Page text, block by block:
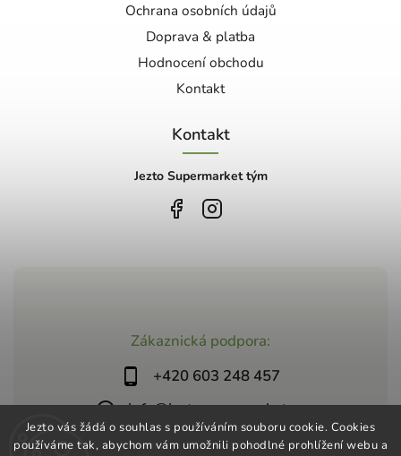
Jezto vás žádá o souhlas s používáním souboru cookie. Cookies
používáme tak, abychom vám umožnili pohodlné prohlížení webu a
Zákaznická podpora:
+420 603 248 457
info@jeztosupermarket.cz
Ochrana osobních údajů
Doprava & platba
Hodnocení obchodu
Kontakt
Kontakt
Jezto Supermarket tým